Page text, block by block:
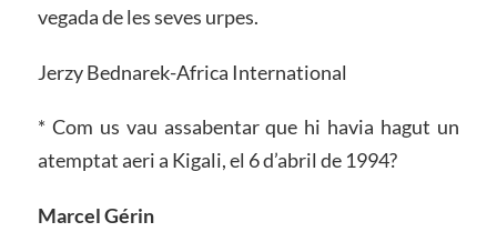
vegada de les seves urpes.
Jerzy Bednarek-Africa International
* Com us vau assabentar que hi havia hagut un
atemptat aeri a Kigali, el 6 d’abril de 1994?
Marcel Gérin